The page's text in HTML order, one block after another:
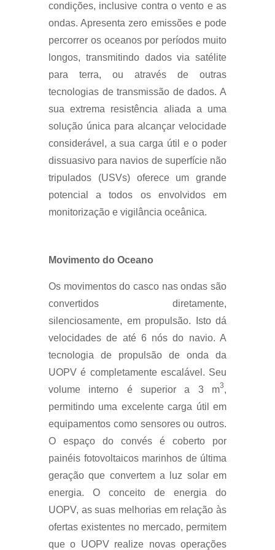
condições, inclusive contra o vento e as
ondas. Apresenta zero emissões e pode
percorrer os oceanos por períodos muito
longos, transmitindo dados via satélite
para terra, ou através de outras
tecnologias de transmissão de dados. A
sua extrema resistência aliada a uma
solução única para alcançar velocidade
considerável, a sua carga útil e o poder
dissuasivo para navios de superfície não
tripulados (USVs) oferece um grande
potencial a todos os envolvidos em
monitorização e vigilância oceânica.
Movimento do Oceano
Os movimentos do casco nas ondas são
convertidos diretamente,
silenciosamente, em propulsão. Isto dá
velocidades de até 6 nós do navio. A
tecnologia de propulsão de onda da
UOPV é completamente escalável. Seu
volume interno é superior a 3 m3,
permitindo uma excelente carga útil em
equipamentos como sensores ou outros.
O espaço do convés é coberto por
painéis fotovoltaicos marinhos de última
geração que convertem a luz solar em
energia. O conceito de energia do
UOPV, as suas melhorias em relação às
ofertas existentes no mercado, permitem
que o UOPV realize novas operações